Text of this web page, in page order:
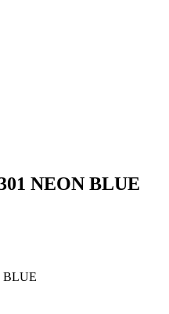
NEON BLUE